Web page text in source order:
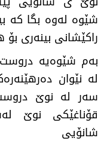
شێوە لەوە بگا كە
راكێشانی بینەری
بەم شێوەیە دروست
لە نێوان
سەر لە نوێ‌
قۆناغێكی نوێ‌
شانۆیی